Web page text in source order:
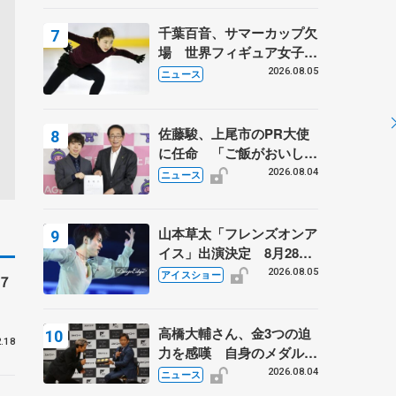
に 小林芳子さんが振り返
るスケート人生
千葉百音、サマーカップ欠
場 世界フィギュア女子2
位
ニュース 2026.08.05
佐藤駿、上尾市のPR大使
に任命 「ご飯がおいし
く、住みやすいのが魅力」
ニュース 2026.08.04
山本草太「フレンズオンア
イス」出演決定 8月28日
（金）2公演のみ 荒川静
アイスショー 2026.08.05
高橋大輔さん、金3つの迫
力を感嘆 自身のメダルは
「どちらに？」 〝リス兄
ニュース 2026.08.04